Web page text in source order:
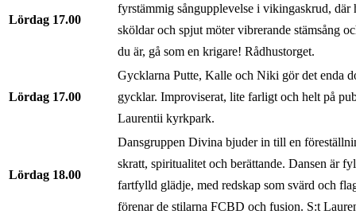
Lördag 17.00
fyrstämmig sångupplevelse i vikingaskrud, där
sköldar och spjut möter vibrerande stämsång
du är, gå som en krigare! Rådhustorget.
Lördag 17.00
Gycklarna Putte, Kalle och Niki gör det enda
gycklar. Improviserat, lite farligt och helt på
Laurentii kyrkpark.
Lördag 18.00
Dansgruppen Divina bjuder in till en
skratt, spiritualitet och berättande. Dansen är
fartfylld glädje, med redskap som svärd och
förenar de stilarna FCBD och fusion. S:t